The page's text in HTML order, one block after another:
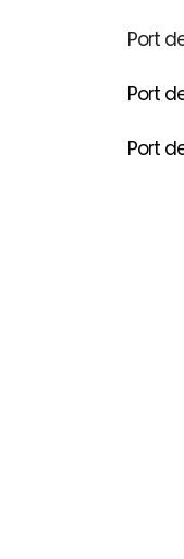
Port
Port
Port